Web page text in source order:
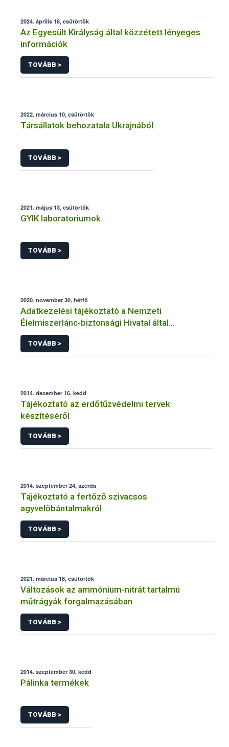
2024. április 18, csütörtök
Az Egyesült Királyság által közzétett lényeges
információk
TOVÁBB >
2022. március 10, csütörtök
Társállatok behozatala Ukrajnából
TOVÁBB >
2021. május 13, csütörtök
GYIK laboratoriumok
TOVÁBB >
2020. november 30, hétfő
Adatkezelési tájékoztató a Nemzeti
Élelmiszerlánc-biztonsági Hivatal által
üzemeltetett élelmiszerlánc-felügyeleti
információs rendszerhez (FELIR) kapcsolódó
adatkezeléséhez
TOVÁBB >
2014. december 16, kedd
Tájékoztató az erdőtűzvédelmi tervek
készítéséről
TOVÁBB >
2014. szeptember 24, szerda
Tájékoztató a fertőző szivacsos
agyvelőbántalmakról
TOVÁBB >
2021. március 18, csütörtök
Változások az ammónium-nitrát tartalmú
műtrágyák forgalmazásában
TOVÁBB >
2014. szeptember 30, kedd
Pálinka termékek
TOVÁBB >